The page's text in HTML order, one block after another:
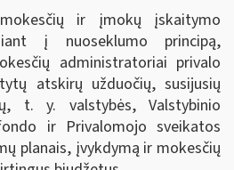
ir įmokų įskaitymo
į nuoseklumo principą,
administratoriai privalo
atskirų užduočių, susijusių
t. y. valstybės, Valstybinio
ir Privalomojo sveikatos
planais, įvykdymą ir mokesčių